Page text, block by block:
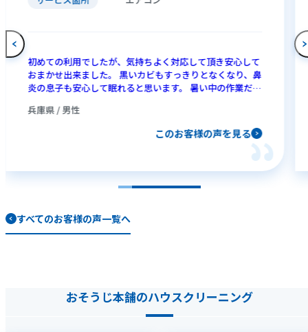
初めての利用でしたが、気持ちよく対応して頂き安心して
おまかせ出来ました。 黒いカビもすっきりとなくなり、鼻
炎の息子も安心して眠れると思います。 暑い中の作業だっ
兵庫県 / 男性
このお客様の声を見る
すべてのお客様の声一覧へ
おそうじ本舗のハウスクリーニング